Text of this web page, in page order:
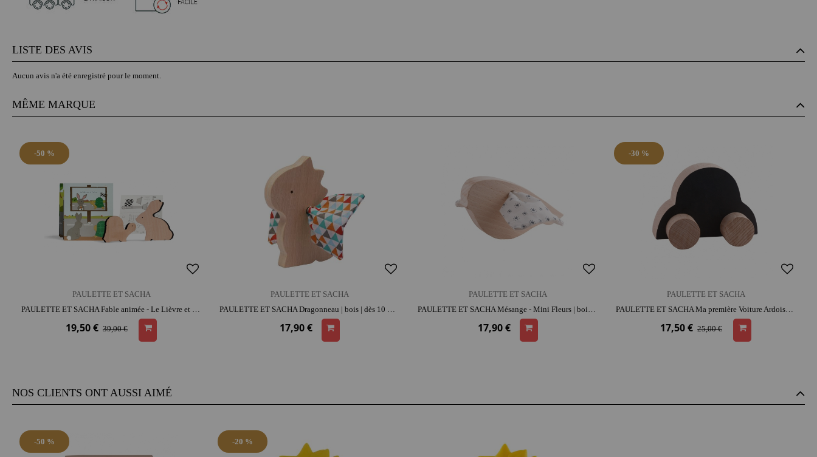
LISTE DES AVIS
Aucun avis n'a été enregistré pour le moment.
MÊME MARQUE
-50 %
PAULETTE ET SACHA
19,50 € 39,00 €
PAULETTE ET SACHA
17,90 €
PAULETTE ET SACHA
17,90 €
-30 %
PAULETTE ET SACHA
17,50 € 25,00 €
NOS CLIENTS ONT AUSSI AIMÉ
-50 % -20 %